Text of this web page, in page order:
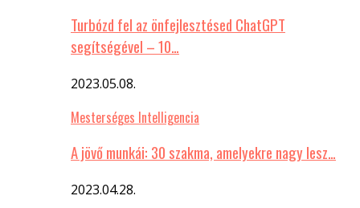
Turbózd fel az önfejlesztésed ChatGPT
segítségével – 10…
2023.05.08.
Mesterséges Intelligencia
A jövő munkái: 30 szakma, amelyekre nagy lesz…
2023.04.28.